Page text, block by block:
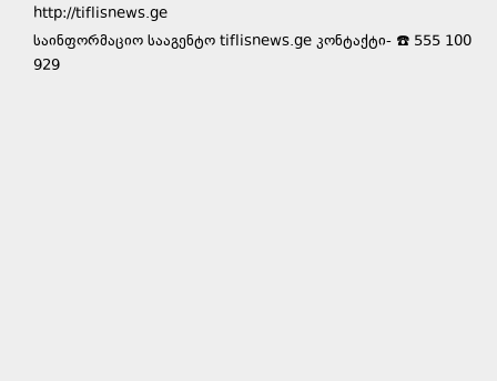
http://tiflisnews.ge
საინფორმაციო სააგენტო tiflisnews.ge კონტაქტი- ☎️ 555 100
929